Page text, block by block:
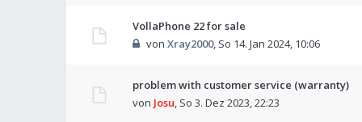
VollaPhone 22 for sale
von Xray2000, So 14. Jan 2024, 10:06
problem with customer service (warranty)
von Josu, So 3. Dez 2023, 22:23